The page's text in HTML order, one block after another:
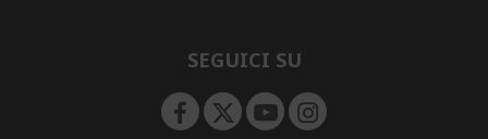
e
SEGUICI SU